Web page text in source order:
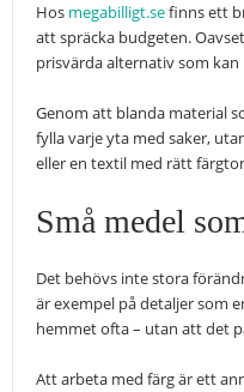
Hos megabilligt.sefinns ett
att spräcka budgeten.
prisvärda alternativ som
Genom att blanda material
fylla varje yta med saker,
eller en textil med rätt
Små medel
Det behövs inte stora
är exempel på detaljer som
hemmet ofta – utan att det
Att arbeta med färg är ett